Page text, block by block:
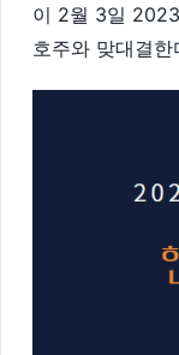
이 2월 3일
호주와 맞대결한